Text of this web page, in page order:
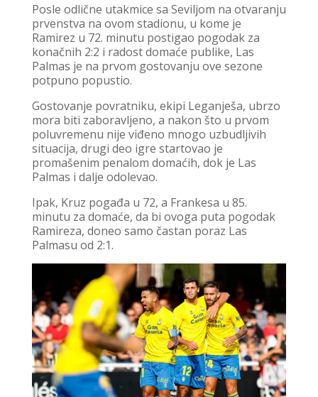
Posle odlične utakmice sa Seviljom na otvaranju
prvenstva na ovom stadionu, u kome je
Ramirez u 72. minutu postigao pogodak za
konačnih 2:2 i radost domaće publike, Las
Palmas je na prvom gostovanju ove sezone
potpuno popustio.
Gostovanje povratniku, ekipi Leganješa, ubrzo
mora biti zaboravljeno, a nakon što u prvom
poluvremenu nije viđeno mnogo uzbudljivih
situacija, drugi deo igre startovao je
promašenim penalom domaćih, dok je Las
Palmas i dalje odolevao.
Ipak, Kruz pogađa u 72, a Frankesa u 85.
minutu za domaće, da bi ovoga puta pogodak
Ramireza, doneo samo častan poraz Las
Palmasu od 2:1.